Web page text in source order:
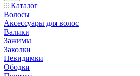
Каталог
Волосы
Аксессуары для волос
Валики
Зажимы
Заколки
Невидимки
Ободки